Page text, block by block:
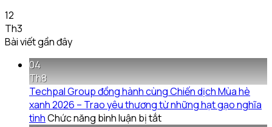
12
Th3
Bài viết gần đây
04
Th8
Techpal Group đồng hành cùng Chiến dịch Mùa hè
xanh 2026 – Trao yêu thương từ những hạt gạo nghĩa
tìnhChức năng bình luận bị tắtở